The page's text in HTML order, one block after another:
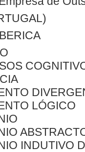
LÓGICO
INDUTIVO